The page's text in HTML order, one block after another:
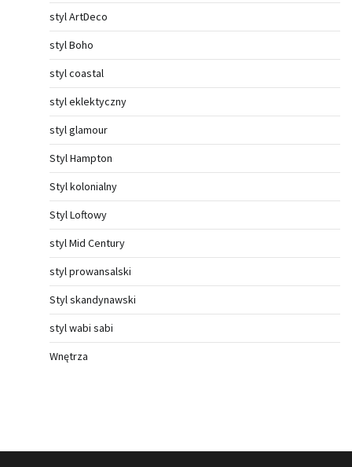
styl ArtDeco
styl Boho
styl coastal
styl eklektyczny
styl glamour
Styl Hampton
Styl kolonialny
Styl Loftowy
styl Mid Century
styl prowansalski
Styl skandynawski
styl wabi sabi
Wnętrza